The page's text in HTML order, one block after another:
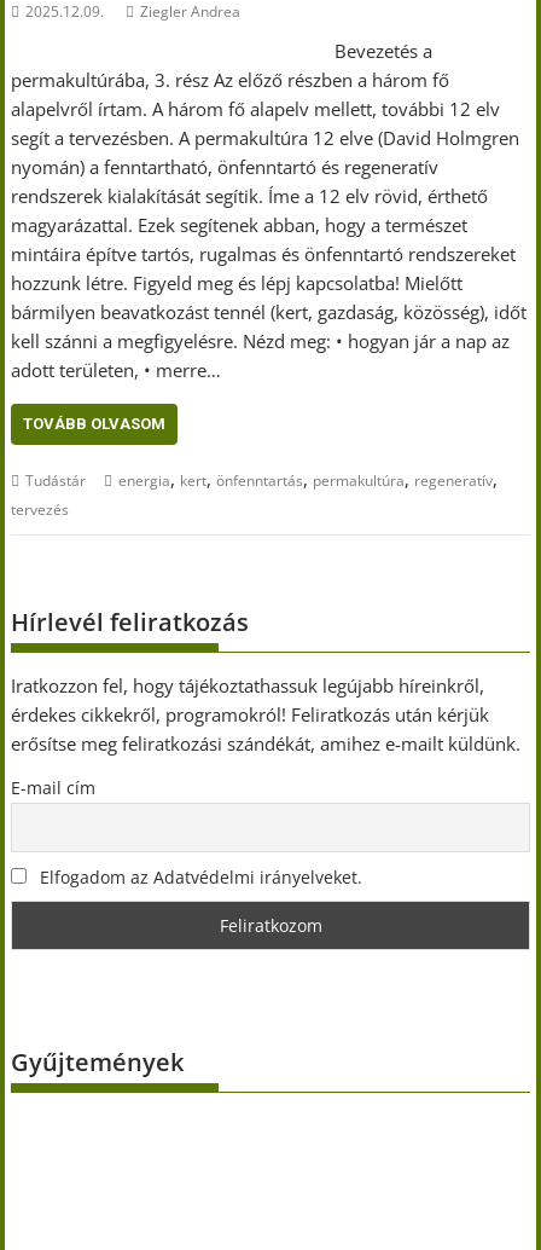
2025.12.09. Ziegler Andrea
Bevezetés a
permakultúrába, 3. rész Az előző részben a három fő
alapelvről írtam. A három fő alapelv mellett, további 12 elv
segít a tervezésben. A permakultúra 12 elve (David Holmgren
nyomán) a fenntartható, önfenntartó és regeneratív
rendszerek kialakítását segítik. Íme a 12 elv rövid, érthető
magyarázattal. Ezek segítenek abban, hogy a természet
mintáira építve tartós, rugalmas és önfenntartó rendszereket
hozzunk létre. Figyeld meg és lépj kapcsolatba! Mielőtt
bármilyen beavatkozást tennél (kert, gazdaság, közösség), időt
kell szánni a megfigyelésre. Nézd meg: • hogyan jár a nap az
adott területen, • merre…
TOVÁBB OLVASOM
Tudástár energia, kert,önfenntartás, permakultúra, regeneratív,
tervezés
Hírlevél feliratkozás
Iratkozzon fel, hogy tájékoztathassuk legújabb híreinkről,
érdekes cikkekről, programokról! Feliratkozás után kérjük
erősítse meg feliratkozási szándékát, amihez e-mailt küldünk.
E-mail cím
Elfogadom az Adatvédelmi irányelveket.
Gyűjtemények